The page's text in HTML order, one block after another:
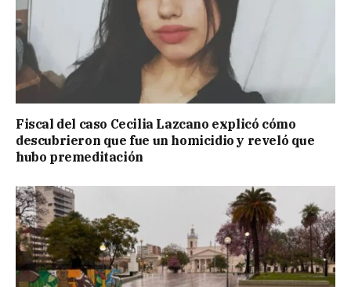
Fiscal del caso Cecilia Lazcano explicó cómo
descubrieron que fue un homicidio y reveló que
hubo premeditación